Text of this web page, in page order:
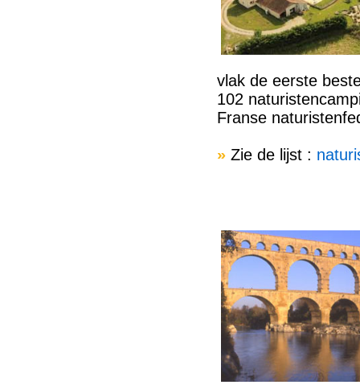
vlak de eerste
102
Franse
» Zie de lijst :